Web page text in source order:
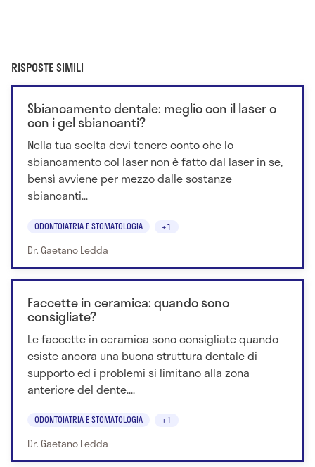
RISPOSTE SIMILI
Sbiancamento dentale: meglio con il laser o
con i gel sbiancanti?
Nella tua scelta devi tenere conto che lo
sbiancamento col laser non è fatto dal laser in se,
bensì avviene per mezzo dalle sostanze
sbiancanti...
ODONTOIATRIA E STOMATOLOGIA +1
Dr. Gaetano Ledda
Faccette in ceramica: quando sono
consigliate?
Le faccette in ceramica sono consigliate quando
esiste ancora una buona struttura dentale di
supporto ed i problemi si limitano alla zona
anteriore del dente....
ODONTOIATRIA E STOMATOLOGIA +1
Dr. Gaetano Ledda